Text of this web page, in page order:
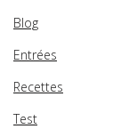
Blog
Entrées
Recettes
Test